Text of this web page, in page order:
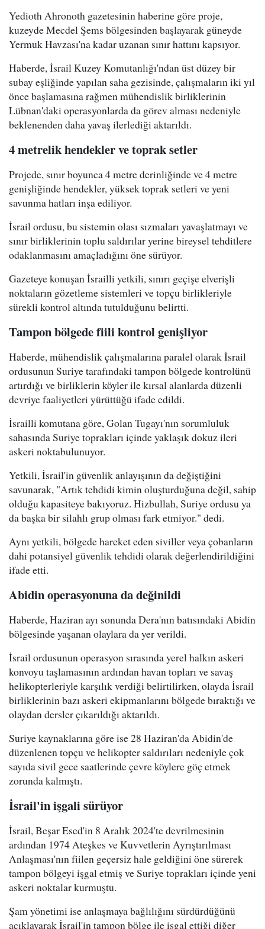
Yedioth Ahronoth gazetesinin haberine göre proje,
kuzeyde Mecdel Şems bölgesinden başlayarak güneyde
Yermuk Havzası'na kadar uzanan sınır hattını kapsıyor.
Haberde, İsrail Kuzey Komutanlığı'ndan üst düzey bir
subay eşliğinde yapılan saha gezisinde, çalışmaların iki yıl
önce başlamasına rağmen mühendislik birliklerinin
Lübnan'daki operasyonlarda da görev alması nedeniyle
beklenenden daha yavaş ilerlediği aktarıldı.
4 metrelik hendekler ve toprak setler
Projede, sınır boyunca 4 metre derinliğinde ve 4 metre
genişliğinde hendekler, yüksek toprak setleri ve yeni
savunma hatları inşa ediliyor.
İsrail ordusu, bu sistemin olası sızmaları yavaşlatmayı ve
sınır birliklerinin toplu saldırılar yerine bireysel tehditlere
odaklanmasını amaçladığını öne sürüyor.
Gazeteye konuşan İsrailli yetkili, sınırı geçişe elverişli
noktaların gözetleme sistemleri ve topçu birlikleriyle
sürekli kontrol altında tutulduğunu belirtti.
Tampon bölgede fiili kontrol genişliyor
Haberde, mühendislik çalışmalarına paralel olarak İsrail
ordusunun Suriye tarafındaki tampon bölgede kontrolünü
artırdığı ve birliklerin köyler ile kırsal alanlarda düzenli
devriye faaliyetleri yürüttüğü ifade edildi.
İsrailli komutana göre, Golan Tugayı'nın sorumluluk
sahasında Suriye toprakları içinde yaklaşık dokuz ileri
askeri noktabulunuyor.
Yetkili, İsrail'in güvenlik anlayışının da değiştiğini
savunarak, "Artık tehdidi kimin oluşturduğuna değil, sahip
olduğu kapasiteye bakıyoruz. Hizbullah, Suriye ordusu ya
da başka bir silahlı grup olması fark etmiyor." dedi.
Aynı yetkili, bölgede hareket eden siviller veya çobanların
dahi potansiyel güvenlik tehdidi olarak değerlendirildiğini
ifade etti.
Abidin operasyonuna da değinildi
Haberde, Haziran ayı sonunda Dera'nın batısındaki Abidin
bölgesinde yaşanan olaylara da yer verildi.
İsrail ordusunun operasyon sırasında yerel halkın askeri
konvoyu taşlamasının ardından havan topları ve savaş
helikopterleriyle karşılık verdiği belirtilirken, olayda İsrail
birliklerinin bazı askeri ekipmanlarını bölgede bıraktığı ve
olaydan dersler çıkarıldığı aktarıldı.
Suriye kaynaklarına göre ise 28 Haziran'da Abidin'de
düzenlenen topçu ve helikopter saldırıları nedeniyle çok
sayıda sivil gece saatlerinde çevre köylere göç etmek
zorunda kalmıştı.
İsrail'in işgali sürüyor
İsrail, Beşar Esed'in 8 Aralık 2024'te devrilmesinin
ardından 1974 Ateşkes ve Kuvvetlerin Ayrıştırılması
Anlaşması'nın fiilen geçersiz hale geldiğini öne sürerek
tampon bölgeyi işgal etmiş ve Suriye toprakları içinde yeni
askeri noktalar kurmuştu.
Şam yönetimi ise anlaşmaya bağlılığını sürdürdüğünü
açıklayarak İsrail'in tampon bölge ile işgal ettiği diğer